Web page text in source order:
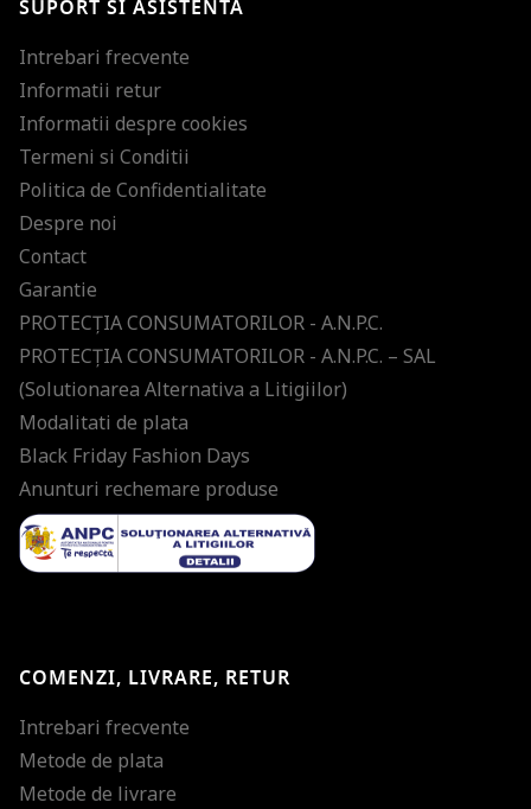
SUPORT SI ASISTENTA
Intrebari frecvente
Informatii retur
Informatii despre cookies
Termeni si Conditii
Politica de Confidentialitate
Despre noi
Contact
Garantie
PROTECŢIA CONSUMATORILOR - A.N.P.C.
PROTECŢIA CONSUMATORILOR - A.N.P.C. – SAL
(Solutionarea Alternativa a Litigiilor)
Modalitati de plata
Black Friday Fashion Days
Anunturi rechemare produse
COMENZI, LIVRARE, RETUR
Intrebari frecvente
Metode de plata
Metode de livrare